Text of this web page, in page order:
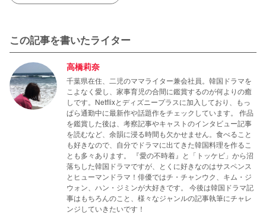
この記事を書いたライター
高橋莉奈
千葉県在住、二児のママライター兼会社員。韓国ドラマを
こよなく愛し、家事育児の合間に鑑賞するのが何よりの癒
しです。Netflixとディズニープラスに加入しており、もっ
ぱら通勤中に最新作や話題作をチェックしています。 作品
を鑑賞した後は、考察記事やキャストのインタビュー記事
を読むなど、余韻に浸る時間も欠かせません。食べること
も好きなので、自分でドラマに出てきた韓国料理を作るこ
とも多々あります。 『愛の不時着』と「トッケビ」から沼
落ちした韓国ドラマですが、とくに好きなのはサスペンス
とヒューマンドラマ！俳優ではチ・チャンウク、キム・ジ
ウォン、ハン・ジミンが大好きです。 今後は韓国ドラマ記
事はもちろんのこと、様々なジャンルの記事執筆にチャレ
ンジしていきたいです！